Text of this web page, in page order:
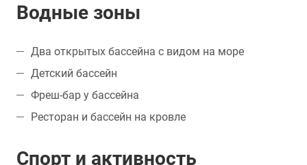
Водные зоны
Два открытых бассейна с видом на море
Детский бассейн
Фреш-бар у бассейна
Ресторан и бассейн на кровле
Спорт и активность